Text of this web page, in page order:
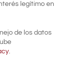
legítimo en
de los datos
.